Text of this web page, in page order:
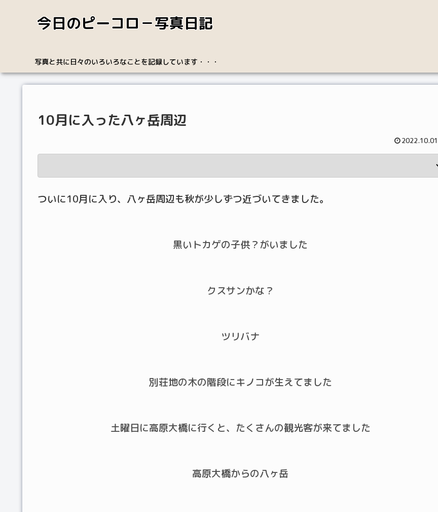
今日のピーコロ－写真日記
写真と共に日々のいろいろなことを記録しています・・・
10月に入った八ヶ岳周辺
2022.10.01
ついに10月に入り、八ヶ岳周辺も秋が少しずつ近づいてきました。
黒いトカゲの子供？がいました
クスサンかな？
ツリバナ
別荘地の木の階段にキノコが生えてました
土曜日に高原大橋に行くと、たくさんの観光客が来てました
高原大橋からの八ヶ岳